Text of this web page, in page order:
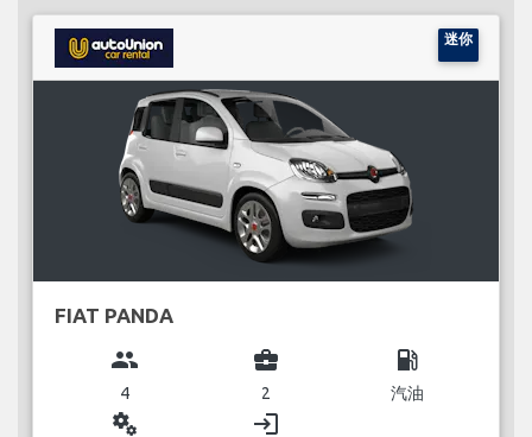
迷你
FIAT PANDA
group
4
business_center
2
local_gas_station
汽油
miscellaneous_services login